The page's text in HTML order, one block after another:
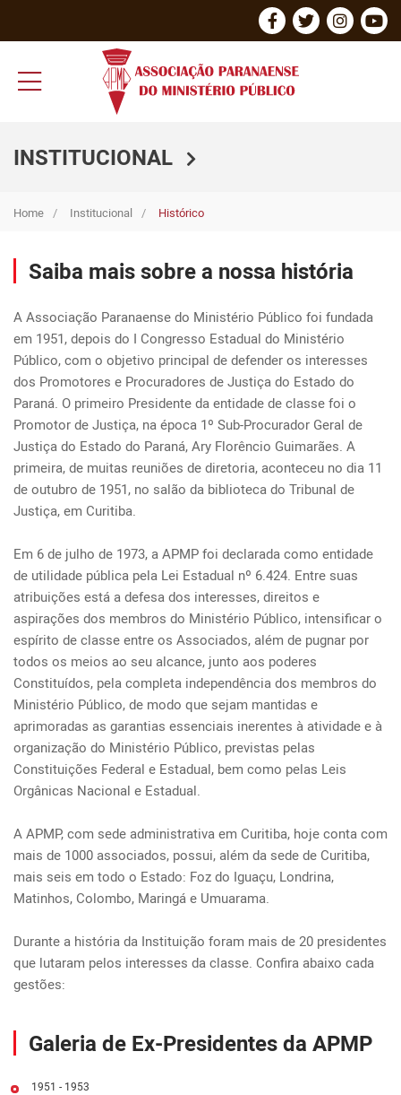
INSTITUCIONAL
Home Institucional Histórico
Saiba mais sobre a nossa história
A Associação Paranaense do Ministério Público foi fundada
em 1951, depois do I Congresso Estadual do Ministério
Público, com o objetivo principal de defender os interesses
dos Promotores e Procuradores de Justiça do Estado do
Paraná. O primeiro Presidente da entidade de classe foi o
Promotor de Justiça, na época 1º Sub-Procurador Geral de
Justiça do Estado do Paraná, Ary Florêncio Guimarães. A
primeira, de muitas reuniões de diretoria, aconteceu no dia 11
de outubro de 1951, no salão da biblioteca do Tribunal de
Justiça, em Curitiba.
Em 6 de julho de 1973, a APMP foi declarada como entidade
de utilidade pública pela Lei Estadual nº 6.424. Entre suas
atribuições está a defesa dos interesses, direitos e
aspirações dos membros do Ministério Público, intensificar o
espírito de classe entre os Associados, além de pugnar por
todos os meios ao seu alcance, junto aos poderes
Constituídos, pela completa independência dos membros do
Ministério Público, de modo que sejam mantidas e
aprimoradas as garantias essenciais inerentes à atividade e à
organização do Ministério Público, previstas pelas
Constituições Federal e Estadual, bem como pelas Leis
Orgânicas Nacional e Estadual.
A APMP, com sede administrativa em Curitiba, hoje conta com
mais de 1000 associados, possui, além da sede de Curitiba,
mais seis em todo o Estado: Foz do Iguaçu, Londrina,
Matinhos, Colombo, Maringá e Umuarama.
Durante a história da Instituição foram mais de 20 presidentes
que lutaram pelos interesses da classe. Confira abaixo cada
gestões:
Galeria de Ex-Presidentes da APMP
1951 - 1953